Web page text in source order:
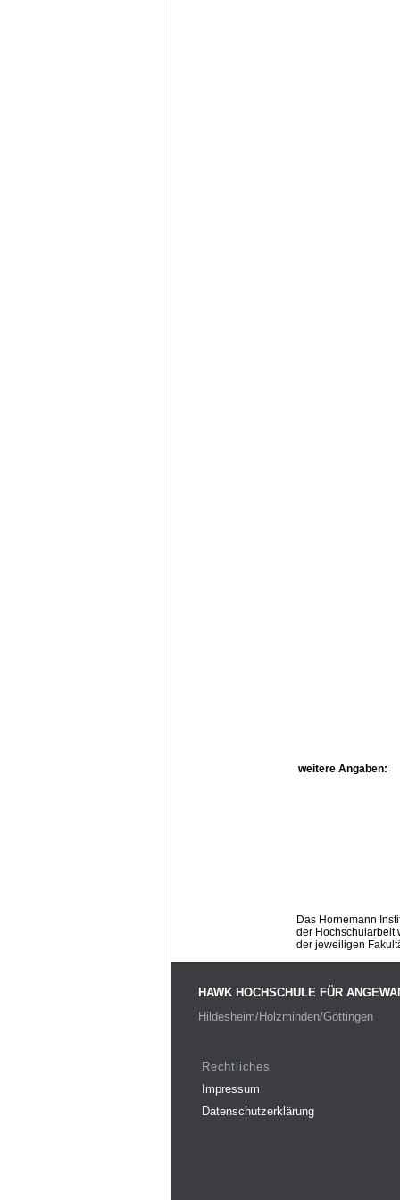
weitere Angaben:
Das Hornemann
der Hochschularbeit
der jeweiligen
HAWK HOCHSCHULE FÜR
Hildesheim/Holzminden/Göttingen
Rechtliches
Impressum
Datenschutzerklärung